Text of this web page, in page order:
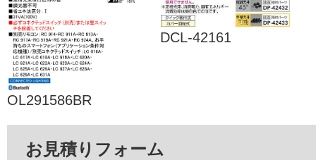
OL291586BR
DCL-42161
お見積りフォーム